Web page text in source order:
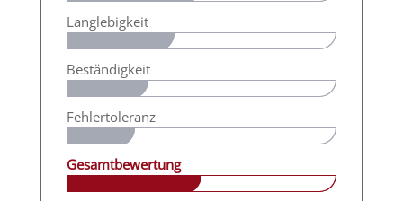
Langlebigkeit
Beständigkeit
Fehlertoleranz
Gesamtbewertung